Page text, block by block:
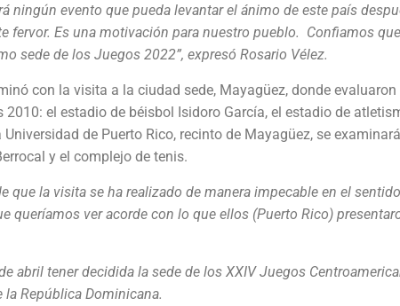
ningún evento que pueda levantar el ánimo de este país
fervor. Es una motivación para nuestro pueblo. Confiamos
sede de los Juegos 2022”, expresó Rosario Vélez.
con la visita a la ciudad sede, Mayagüez, donde
el estadio de béisbol Isidoro García, el estadio de
de Puerto Rico, recinto de Mayagüez, se
y el complejo de tenis.
que la visita se ha realizado de manera impecable en el
queríamos ver acorde con lo que ellos (Puerto Rico)
abril tener decidida la sede de los XXIV Juegos
República Dominicana.